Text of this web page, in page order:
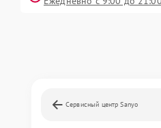
Сервисный центр Sanyo